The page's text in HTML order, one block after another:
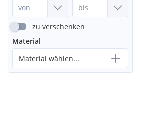
zu verschenken
Material
Material wählen...